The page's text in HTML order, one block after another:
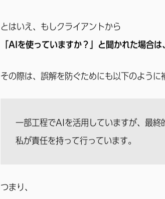
とはいえ、もしクライアントから
「AIを使っていますか？」と聞かれた場合
その際は、誤解を防ぐためにも以下のように
一部工程でAIを活用していますが、最終
私が責任を持って行っています。
つまり、